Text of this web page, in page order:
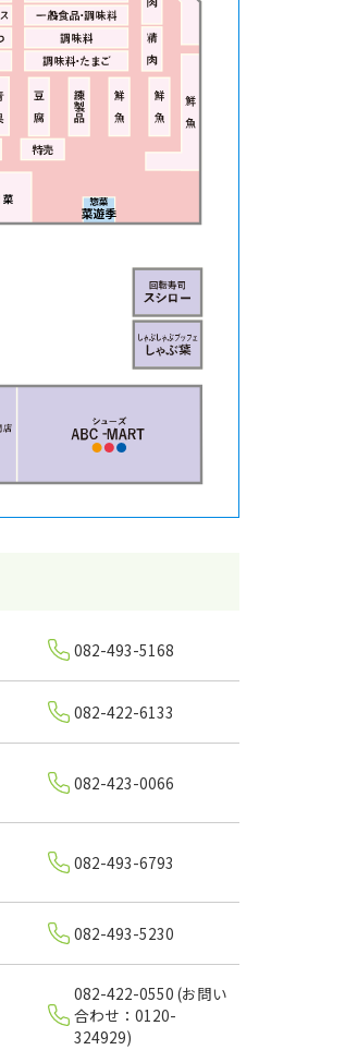
082-493-5168
082-422-6133
082-423-0066
082-493-6793
082-493-5230
082-422-0550 (お問い
合わせ：0120-
324929)